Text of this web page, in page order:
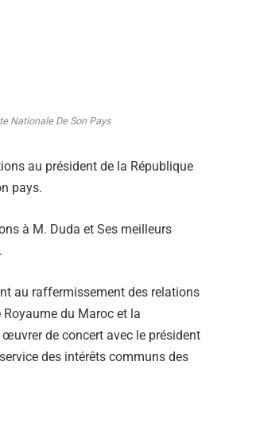
Nationale De Son Pays
au président de la République
pays.
à M. Duda et Ses meilleurs
au raffermissement des relations
du Maroc et la
de concert avec le président
des intérêts communs des